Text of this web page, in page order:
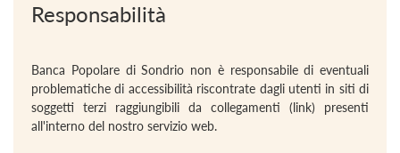
Responsabilità
Banca Popolare di Sondrio non è responsabile di eventuali
problematiche di accessibilità riscontrate dagli utenti in siti di
soggetti terzi raggiungibili da collegamenti (link) presenti
all'interno del nostro servizio web.